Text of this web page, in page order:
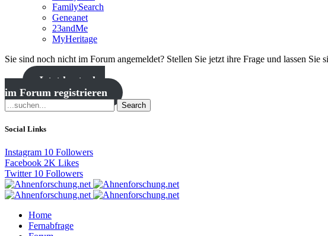
FamilySearch
Geneanet
23andMe
MyHeritage
Sie sind noch nicht im Forum angemeldet? Stellen Sie jetzt ihre Frage und lassen Sie
Jetzt kostenlos
im Forum registrieren
Search
Social Links
Instagram 10 Followers
Facebook 2K Likes
Twitter 10 Followers
Home
Fernabfrage